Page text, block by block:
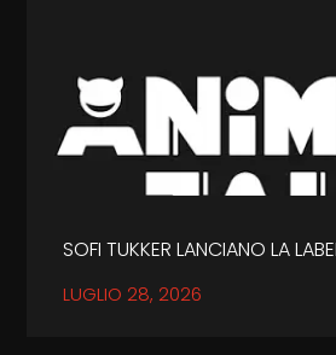
SOFI TUKKER LANCIANO LA
LUGLIO 28, 2026